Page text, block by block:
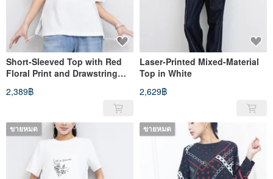
Short-Sleeved Top with Red
Floral Print and Drawstring
2,389฿
Laser-Printed Mixed-Material
Top in White
2,629฿
ขายหมด ขายหมด